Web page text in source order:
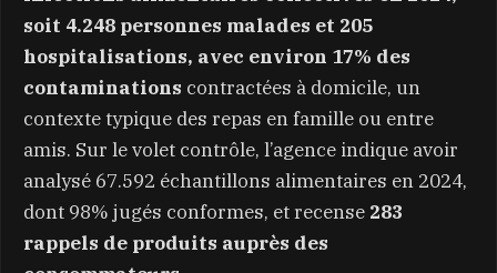
soit 4.248 personnes malades et 205
hospitalisations, avec environ 17% des
contaminations contractées à domicile, un
contexte typique des repas en famille ou entre
amis. Sur le volet contrôle, l’agence indique avoir
analysé 67.592 échantillons alimentaires en 2024,
dont 98% jugés conformes, et recense 283
rappels de produits auprès des